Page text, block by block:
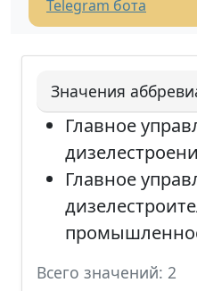
Telegram бота
Значения
Главное
Главное
Всего значений: 2